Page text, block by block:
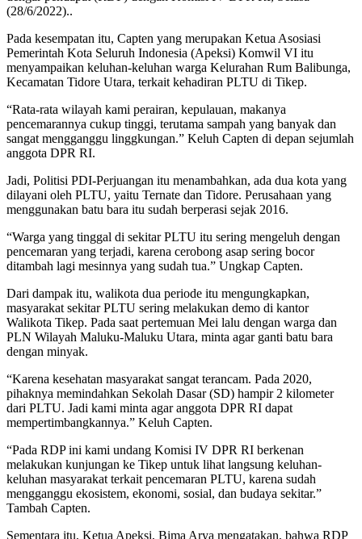
(28/6/2022)..
Pada kesempatan itu, Capten yang merupakan Ketua Asosiasi
Pemerintah Kota Seluruh Indonesia (Apeksi) Komwil VI itu
menyampaikan keluhan-keluhan warga Kelurahan Rum Balibunga,
Kecamatan Tidore Utara, terkait kehadiran PLTU di Tikep.
“Rata-rata wilayah kami perairan, kepulauan, makanya
pencemarannya cukup tinggi, terutama sampah yang banyak dan
sangat mengganggu linggkungan.” Keluh Capten di depan sejumlah
anggota DPR RI.
Jadi, Politisi PDI-Perjuangan itu menambahkan, ada dua kota yang
dilayani oleh PLTU, yaitu Ternate dan Tidore. Perusahaan yang
menggunakan batu bara itu sudah berperasi sejak 2016.
“Warga yang tinggal di sekitar PLTU itu sering mengeluh dengan
pencemaran yang terjadi, karena cerobong asap sering bocor
ditambah lagi mesinnya yang sudah tua.” Ungkap Capten.
Dari dampak itu, walikota dua periode itu mengungkapkan,
masyarakat sekitar PLTU sering melakukan demo di kantor
Walikota Tikep. Pada saat pertemuan Mei lalu dengan warga dan
PLN Wilayah Maluku-Maluku Utara, minta agar ganti batu bara
dengan minyak.
“Karena kesehatan masyarakat sangat terancam. Pada 2020,
pihaknya memindahkan Sekolah Dasar (SD) hampir 2 kilometer
dari PLTU. Jadi kami minta agar anggota DPR RI dapat
mempertimbangkannya.” Keluh Capten.
“Pada RDP ini kami undang Komisi IV DPR RI berkenan
melakukan kunjungan ke Tikep untuk lihat langsung keluhan-
keluhan masyarakat terkait pencemaran PLTU, karena sudah
mengganggu ekosistem, ekonomi, sosial, dan budaya sekitar.”
Tambah Capten.
Sementara itu, Ketua Apeksi, Bima Arya mengatakan, bahwa RDP